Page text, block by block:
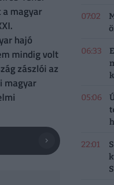
magyar
hajó
mindig volt
zászlói az
magyar
07:02
06:33
05:06
22:01